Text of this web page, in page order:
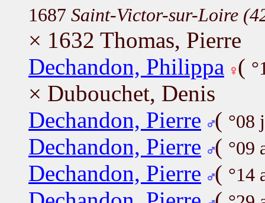
1687 Saint-Victor-sur-Loire
× 1632 Thomas, Pierre
Dechandon, Philippa (
× Dubouchet, Denis
Dechandon, Pierre ( °08
Dechandon, Pierre ( °09
Dechandon, Pierre ( °14